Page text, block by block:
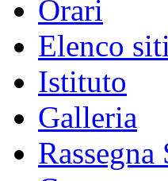
Orari
Elenco
Istituto
Galleria
Rassegna